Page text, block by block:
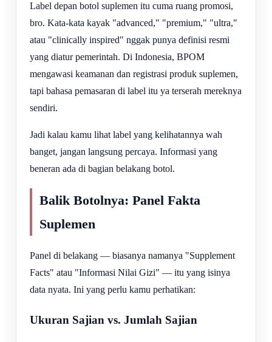
Label depan botol suplemen itu cuma ruang promosi,
bro. Kata-kata kayak "advanced," "premium," "ultra,"
atau "clinically inspired" nggak punya definisi resmi
yang diatur pemerintah. Di Indonesia, BPOM
mengawasi keamanan dan registrasi produk suplemen,
tapi bahasa pemasaran di label itu ya terserah mereknya
sendiri.
Jadi kalau kamu lihat label yang kelihatannya wah
banget, jangan langsung percaya. Informasi yang
beneran ada di bagian belakang botol.
Balik Botolnya: Panel Fakta
Suplemen
Panel di belakang — biasanya namanya "Supplement
Facts" atau "Informasi Nilai Gizi" — itu yang isinya
data nyata. Ini yang perlu kamu perhatikan:
Ukuran Sajian vs. Jumlah Sajian